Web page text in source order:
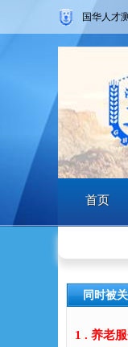
国华人才
首页
同时被
1 . 养老